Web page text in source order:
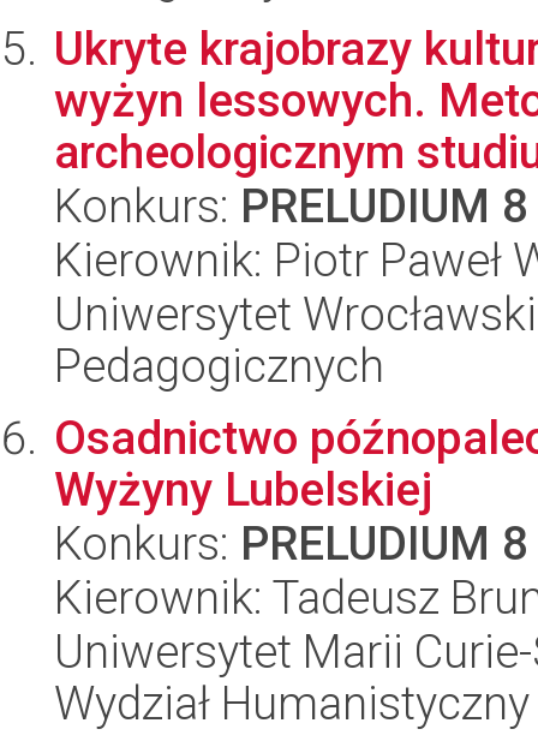
Ukryte krajobrazy
wyżyn lessowych.
archeologicznym
Konkurs: PRELUDIUM 8
Kierownik: Piotr Paweł
Uniwersytet
Pedagogicznych
Osadnictwo
Wyżyny Lubelskiej
Konkurs: PRELUDIUM 8
Kierownik: Tadeusz
Uniwersytet Marii
Wydział Humanistyczny